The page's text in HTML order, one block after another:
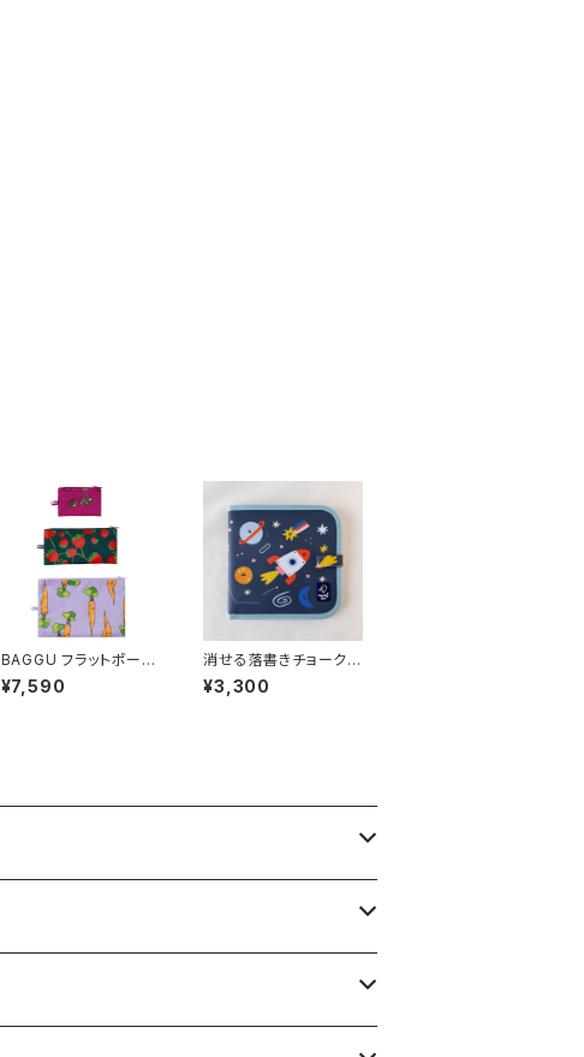
BAGGU フラットポーチ
セット Carrots & Berri
es
¥7,590
消せる落書きチョークブ
ック Cosmos
¥3,300